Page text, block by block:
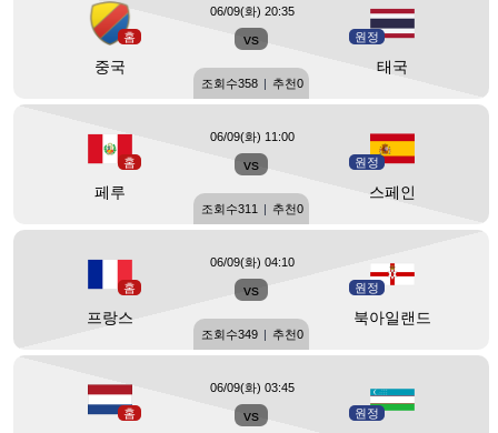
홈
중국
vs 원정
태국
06/09(화) 20:35
조회수358 | 추천0
홈
페루
vs 원정
스페인
06/09(화) 11:00
조회수311 | 추천0
홈
프랑스
vs 원정
북아일랜드
06/09(화) 04:10
조회수349 | 추천0
홈 vs 원정
06/09(화) 03:45